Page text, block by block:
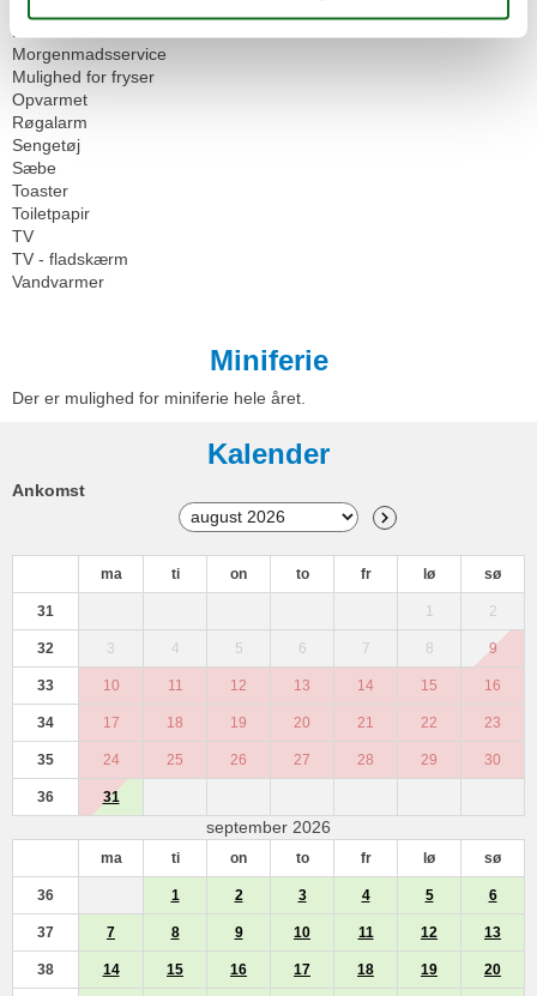
Morgenmadsservice
Mulighed for fryser
Opvarmet
Røgalarm
Sengetøj
Sæbe
Toaster
Toiletpapir
TV
TV - fladskærm
Vandvarmer
Miniferie
Der er mulighed for miniferie hele året.
Kalender
Ankomst
ma ti on to fr lø sø
31 1 2
32 3 4 5 6 7 8 9
33 10 11 12 13 14 15 16
34 17 18 19 20 21 22 23
35 24 25 26 27 28 29 30
36 31
september 2026
ma ti on to fr lø sø
36 1 2 3 4 5 6
37 7 8 9 10 11 12 13
38 14 15 16 17 18 19 20